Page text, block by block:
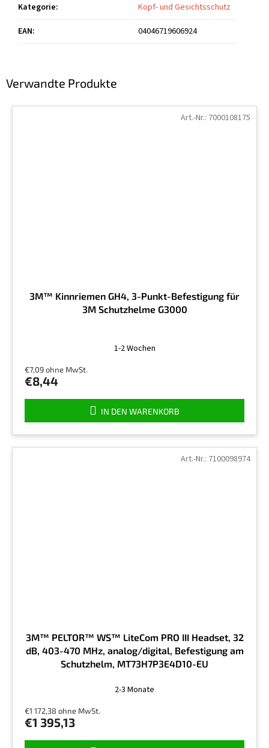
Verwandte Produkte
3M™ Kinnriemen GH4, 3-Punkt-Befestigung für
3M Schutzhelme G3000
1-2 Wochen
€7,09 ohne MwSt.
€8,44
IN DEN WARENKORB
Art.-Nr.: 7000108175
3M™ PELTOR™ WS™ LiteCom PRO III Headset, 32
dB, 403-470 MHz, analog/digital, Befestigung am
Schutzhelm, MT73H7P3E4D10-EU
2-3 Monate
€1 172,38 ohne MwSt.
€1 395,13
Art.-Nr.: 7100098974
Kategorie:
Kopf- und Gesichtsschutz
EAN: 04046719606924